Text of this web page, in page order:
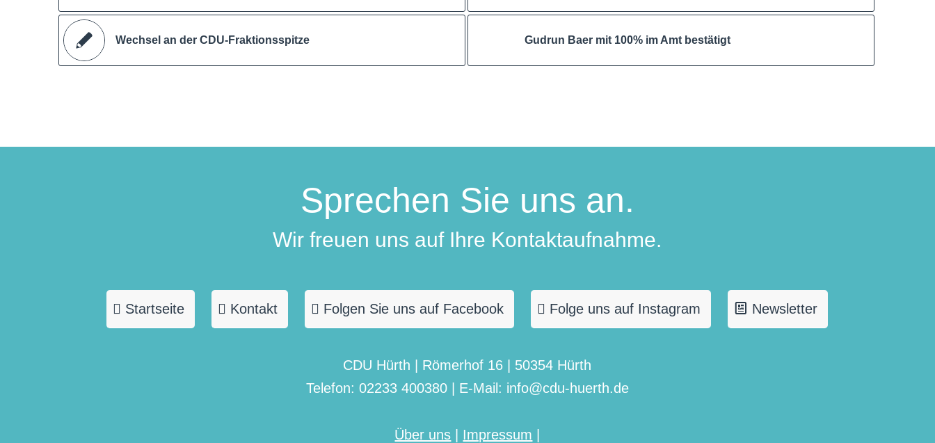
Wechsel an der CDU-Fraktionsspitze Gudrun Baer mit 100% im Amt bestätigt
Sprechen Sie uns an.
Wir freuen uns auf Ihre Kontaktaufnahme.
Startseite Kontakt Folgen Sie uns auf Facebook Folge uns auf Instagram Newsletter
CDU Hürth | Römerhof 16 | 50354 Hürth
Telefon: 02233 400380 | E-Mail: info@cdu-huerth.de
Über uns Impressum